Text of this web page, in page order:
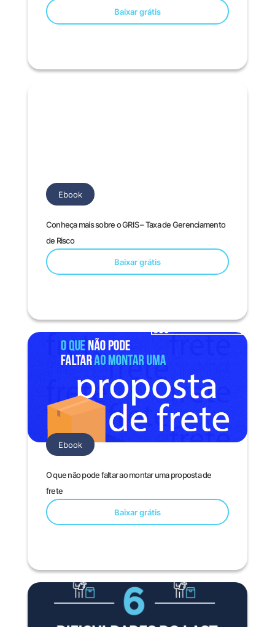
Baixar grátis
Conheça mais sobre o GRIS – Taxa de Gerenciamento
de Risco
Baixar grátis
Ebook
O que não pode faltar ao montar uma proposta de
frete
Baixar grátis
Ebook